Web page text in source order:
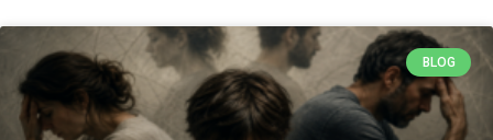
BLOG